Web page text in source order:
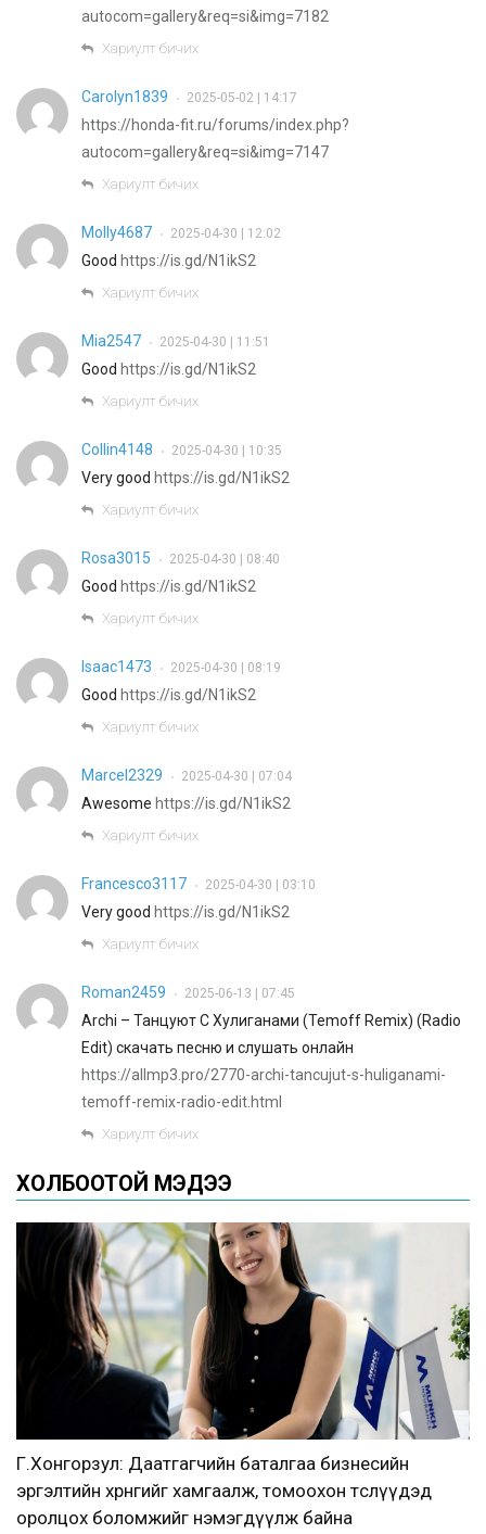
autocom=gallery&req=si&img=7182
Хариулт бичих
Carolyn1839 • 2025-05-02 | 14:17
https://honda-fit.ru/forums/index.php?
autocom=gallery&req=si&img=7147
Хариулт бичих
Molly4687 • 2025-04-30 | 12:02
Good https://is.gd/N1ikS2
Хариулт бичих
Mia2547 • 2025-04-30 | 11:51
Good https://is.gd/N1ikS2
Хариулт бичих
Collin4148 • 2025-04-30 | 10:35
Very good https://is.gd/N1ikS2
Хариулт бичих
Rosa3015 • 2025-04-30 | 08:40
Good https://is.gd/N1ikS2
Хариулт бичих
Isaac1473 • 2025-04-30 | 08:19
Good https://is.gd/N1ikS2
Хариулт бичих
Marcel2329 • 2025-04-30 | 07:04
Awesome https://is.gd/N1ikS2
Хариулт бичих
Francesco3117 • 2025-04-30 | 03:10
Very good https://is.gd/N1ikS2
Хариулт бичих
Roman2459 • 2025-06-13 | 07:45
Archi – Танцуют С Хулиганами (Temoff Remix) (Radio
Edit) скачать песню и слушать онлайн
https://allmp3.pro/2770-archi-tancujut-s-huliganami-
temoff-remix-radio-edit.html
Хариулт бичих
ХОЛБООТОЙ МЭДЭЭ
Г.Хонгорзул: Даатгагчийн баталгаа бизнесийн
эргэлтийн хөрөнгийг хамгаалж, томоохон төслүүдэд
оролцох боломжийг нэмэгдүүлж байна